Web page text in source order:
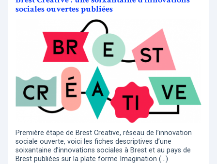
sociales ouvertes publiées
Première étape de Brest Creative, réseau de l’innovation
sociale ouverte, voici les fiches descriptives d’une
soixantaine d’innovations sociales à Brest et au pays de
Brest publiées sur la plate forme Imagination (…)